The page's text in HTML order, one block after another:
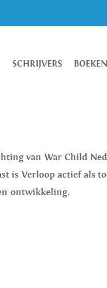
SCHRIJVERS BOEKEN
van War Child
is Verloop actief als
ontwikkeling.